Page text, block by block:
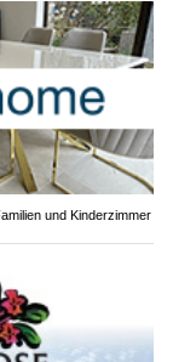
und Kinderzimmer